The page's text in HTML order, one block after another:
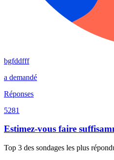
bgfddfff
a demandé
Réponses
5281
Estimez-vous faire
Top 3 des sondages les plus